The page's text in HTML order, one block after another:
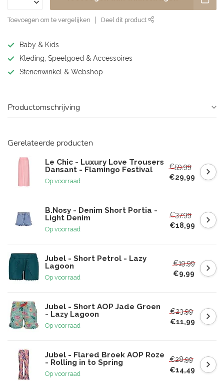
Toevoegen om te vergelijken Deel dit product
Baby & Kids
Kleding, Speelgoed & Accessoires
Stenenwinkel & Webshop
Productomschrijving
Gerelateerde producten
Le Chic - Luxury Love Trousers
Dansant - Flamingo Festival
Op voorraad
€59,99
€29,99
B.Nosy - Denim Short Portia -
Light Denim
Op voorraad
€37,99
€18,99
Jubel - Short Petrol - Lazy
Lagoon
Op voorraad
€19,99
€9,99
Jubel - Short AOP Jade Groen
- Lazy Lagoon
Op voorraad
€23,99
€11,99
Jubel - Flared Broek AOP Roze
- Rolling in to Spring
Op voorraad
€28,99
€14,49